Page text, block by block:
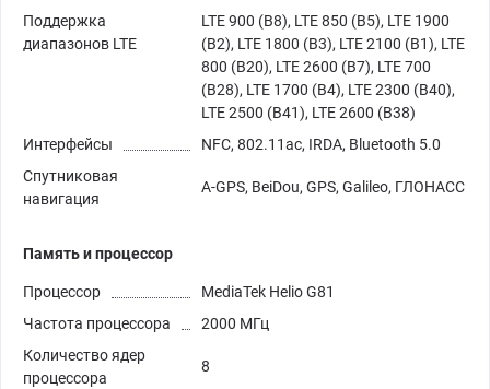
Поддержка
диапазонов LTE
LTE 900 (B8), LTE 850 (B5), LTE 1900
(B2), LTE 1800 (B3), LTE 2100 (B1), LTE
800 (B20), LTE 2600 (B7), LTE 700
(B28), LTE 1700 (B4), LTE 2300 (B40),
LTE 2500 (B41), LTE 2600 (B38)
Интерфейсы
NFC, 802.11ac, IRDA, Bluetooth 5.0
Спутниковая
навигация
A-GPS, BeiDou, GPS, Galileo, ГЛОНАСС
Память и процессор
Процессор
MediaTek Helio G81
Частота процессора
2000 МГц
Количество ядер
процессора
8